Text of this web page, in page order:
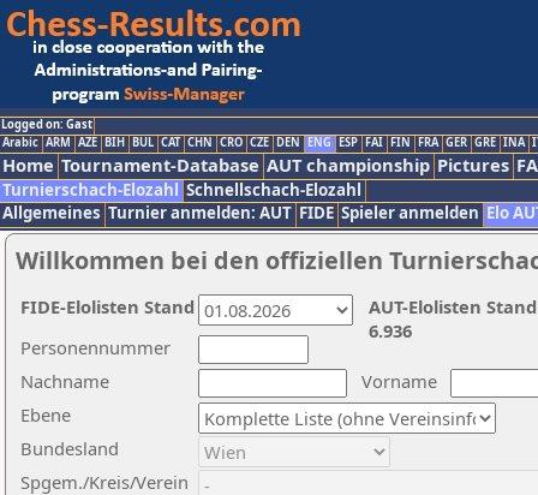
Logged on: Gast
Arabic ARM AZE BIH BUL CAT CHN CRO CZE DEN ENG ESP FAI FIN FRA GER GRE INA
Home Tournament-Database AUT championship Pictures
Turnierschach-Elozahl Schnellschach-Elozahl
Allgemeines Turnier anmelden: AUT FIDE Spieler anmelden Elo
Willkommen bei den offiziellen
Nachname
Vorname
Ebene
Personennummer
Bundesland
Spgem./Kreis/Verein
AUT-Elolisten
6.936
FIDE-Elolisten Stand